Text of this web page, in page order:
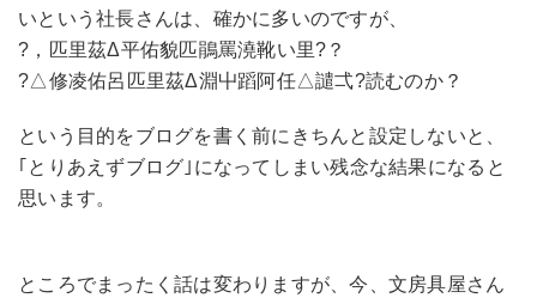
いという社長さんは、確かに多いのですが、
?，匹里茲Δ平佑貌匹鵑罵澆靴い里?？
?△修凌佑呂匹里茲Δ淵屮蹈阿任△譴弌?読むのか？
という目的をブログを書く前にきちんと設定しないと、
｢とりあえずブログ｣になってしまい残念な結果になると
思います。
ところでまったく話は変わりますが、今、文房具屋さん